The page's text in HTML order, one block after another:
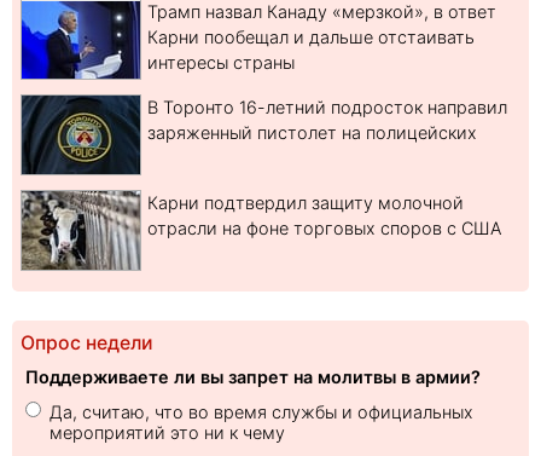
Трамп назвал Канаду «мерзкой», в ответ
Карни пообещал и дальше отстаивать
интересы страны
В Торонто 16-летний подросток направил
заряженный пистолет на полицейских
Карни подтвердил защиту молочной
отрасли на фоне торговых споров с США
Опрос недели
Поддерживаете ли вы запрет на молитвы в армии?
Да, считаю, что во время службы и официальных
мероприятий это ни к чему